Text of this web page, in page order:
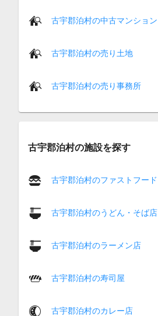
古宇郡泊村の中古マンション
古宇郡泊村の売り土地
古宇郡泊村の売り事務所
古宇郡泊村の施設を探す
古宇郡泊村のファストフード
古宇郡泊村のうどん・そば店
古宇郡泊村のラーメン店
古宇郡泊村の寿司屋
古宇郡泊村のカレー店